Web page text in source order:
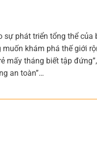
phát triển tổng thể
khám phá thế giới
mấy tháng biết tập
an toàn”…